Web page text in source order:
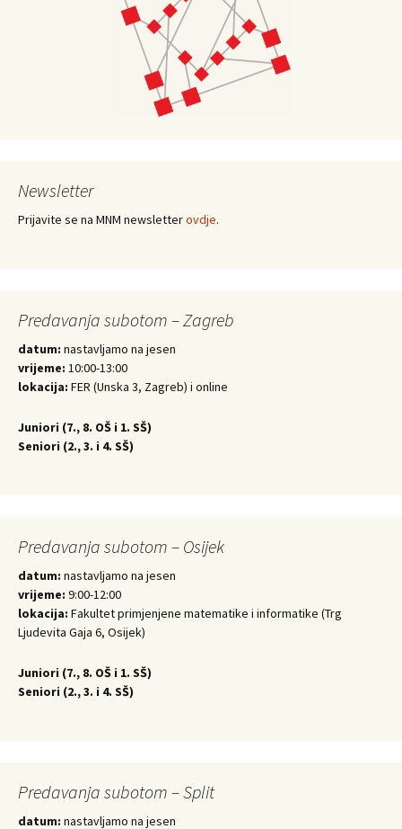
Newsletter
Prijavite se na MNM newsletterovdje.
Predavanja subotom – Zagreb
datum: nastavljamo na jesen
vrijeme: 10:00-13:00
lokacija: FER (Unska 3, Zagreb) i online
Juniori (7., 8. OŠ i 1. SŠ)
Seniori (2., 3. i 4. SŠ)
Predavanja subotom – Osijek
datum: nastavljamo na jesen
vrijeme: 9:00-12:00
lokacija: Fakultet primjenjene matematike i informatike (Trg
Ljudevita Gaja 6, Osijek)
Juniori (7., 8. OŠ i 1. SŠ)
Seniori (2., 3. i 4. SŠ)
Predavanja subotom – Split
datum: nastavljamo na jesen